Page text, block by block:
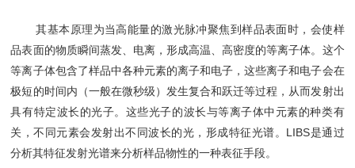
其基本原理为当高能量的激光脉冲聚焦到样品表面时，会使样
品表面的物质瞬间蒸发、电离，形成高温、高密度的等离子体。这个
等离子体包含了样品中各种元素的离子和电子，这些离子和电子会在
极短的时间内（一般在微秒级）发生复合和跃迁等过程，从而发射出
具有特定波长的光子。这些光子的波长与等离子体中元素的种类有
关，不同元素会发射出不同波长的光，形成特征光谱。LIBS是通过
分析其特征发射光谱来分析样品物性的一种表征手段。